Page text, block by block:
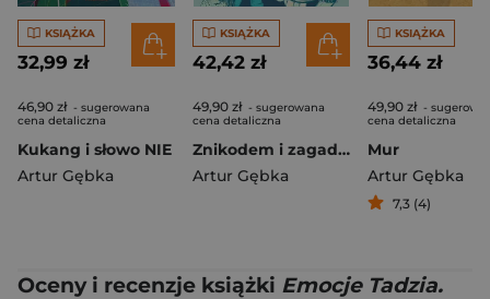
KSIĄŻKA
32,99 zł
46,90 zł - sugerowana
cena detaliczna
Kukang i słowo NIE
Artur Gębka
KSIĄŻKA
42,42 zł
49,90 zł - sugerowana
cena detaliczna
Znikodem i zagadka lęku
Artur Gębka
KSIĄŻKA
36,44 zł
49,90 zł -
cena detaliczna
Mur
Artur Gębka
7,3 (4)
Oceny i recenzje książki Emocje Tadzia.